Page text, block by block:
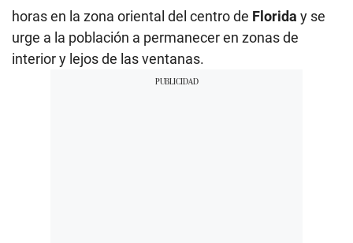
horas en la zona oriental del centro de Florida y se
urge a la población a permanecer en zonas de
interior y lejos de las ventanas.